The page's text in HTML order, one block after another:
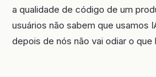
a qualidade de código de um
usuários não sabem que usamos
depois de nós não vai odiar o que